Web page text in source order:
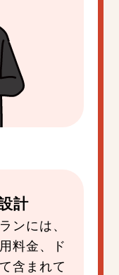
計
ンには、
料金、ド
含まれて